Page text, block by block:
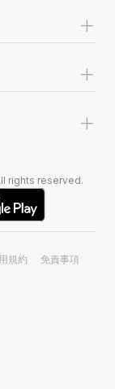
+
+
+
rights reserved.
規約 免責事項